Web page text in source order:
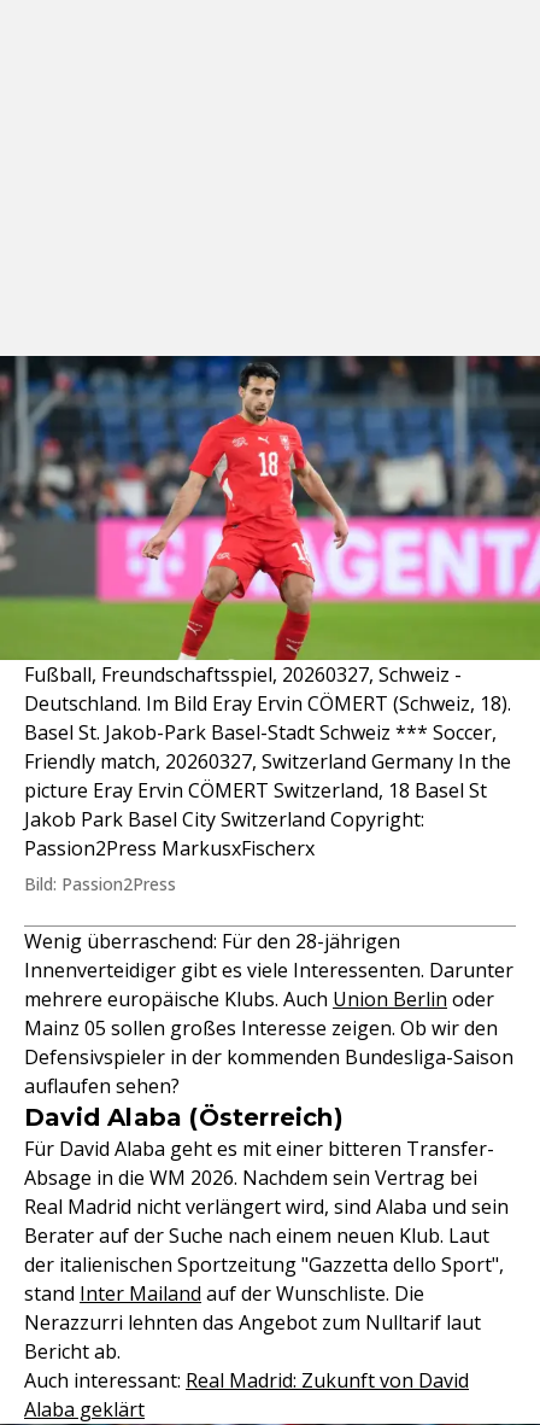
Fußball, Freundschaftsspiel, 20260327, Schweiz -
Deutschland. Im Bild Eray Ervin CÖMERT (Schweiz, 18).
Basel St. Jakob-Park Basel-Stadt Schweiz *** Soccer,
Friendly match, 20260327, Switzerland Germany In the
picture Eray Ervin CÖMERT Switzerland, 18 Basel St
Jakob Park Basel City Switzerland Copyright:
Passion2Press MarkusxFischerx
Bild: Passion2Press
Wenig überraschend: Für den 28-jährigen
Innenverteidiger gibt es viele Interessenten. Darunter
mehrere europäische Klubs. Auch Union Berlin oder
Mainz 05 sollen großes Interesse zeigen. Ob wir den
Defensivspieler in der kommenden Bundesliga-Saison
auflaufen sehen?
David Alaba (Österreich)
Für David Alaba geht es mit einer bitteren Transfer-
Absage in die WM 2026. Nachdem sein Vertrag bei
Real Madrid nicht verlängert wird, sind Alaba und sein
Berater auf der Suche nach einem neuen Klub. Laut
der italienischen Sportzeitung "Gazzetta dello Sport",
stand Inter Mailand auf der Wunschliste. Die
Nerazzurri lehnten das Angebot zum Nulltarif laut
Bericht ab.
Auch interessant: Real Madrid: Zukunft von David
Alaba geklärt